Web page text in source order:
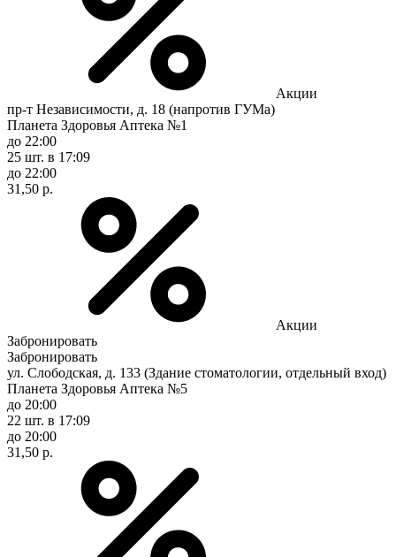
Акции
пр-т Независимости, д. 18 (напротив ГУМа)
Планета Здоровья Аптека №1
до 22:00
25 шт. в 17:09
до 22:00
31,50 р.
Акции
Забронировать
Забронировать
ул. Слободская, д. 133 (Здание стоматологии, отдельный вход)
Планета Здоровья Аптека №5
до 20:00
22 шт. в 17:09
до 20:00
31,50 р.